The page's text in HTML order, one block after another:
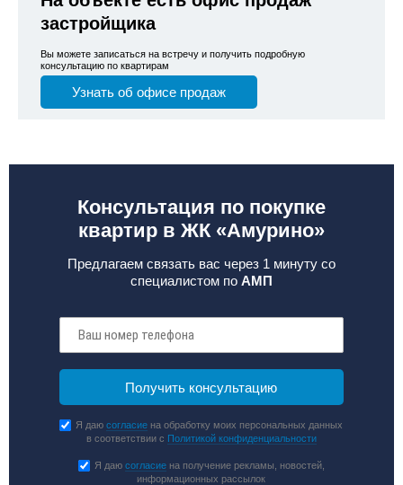
застройщика
Вы можете записаться на встречу и получить подробную
консультацию по квартирам
Узнать об офисе продаж
Консультация по покупке
квартир в ЖК «Амурино»
Предлагаем связать вас через 1 минуту со
специалистом по АМП
Я даюсогласие на обработку моих персональных данных
в соответствии с Политикой конфиденциальности
Я даю согласиена получение рекламы, новостей,
информационных рассылок